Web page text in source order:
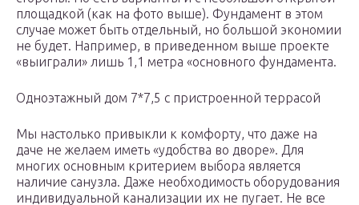
площадкой (как на фото выше). Фундамент в этом
случае может быть отдельный, но большой экономии
не будет. Например, в приведенном выше проекте
«выиграли» лишь 1,1 метра «основного фундамента.
Одноэтажный дом 7*7,5 с пристроенной террасой
Мы настолько привыкли к комфорту, что даже на
даче не желаем иметь «удобства во дворе». Для
многих основным критерием выбора является
наличие санузла. Даже необходимость оборудования
индивидуальной канализации их не пугает. Не все